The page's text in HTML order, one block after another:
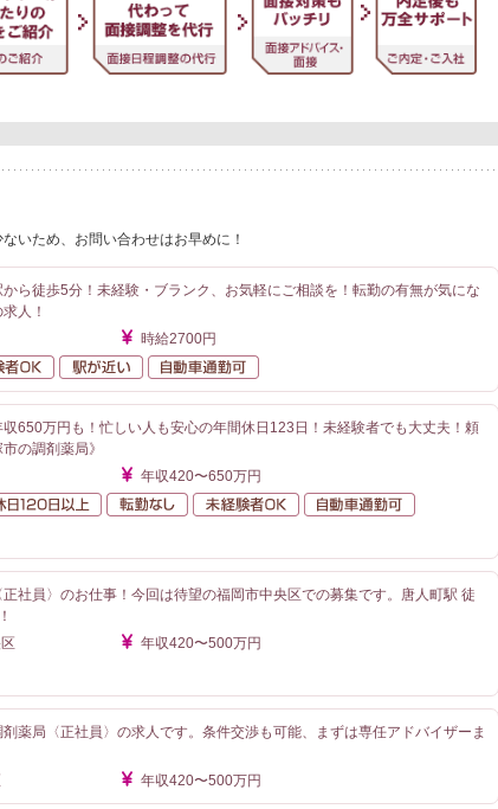
いため、お問い合わせはお早めに！
ら徒歩5分！未経験・ブランク、お気軽にご相談を！転勤の有無が気にな
人！
時給2700円
未経験者OK 駅が近い
650万円も！忙しい人も安心の年間休日123日！未経験者でも大丈夫！頼
の調剤薬局》
年収420〜650万円
年間休日120日以上
転勤なし 未経験者OK
社員〉のお仕事！今回は待望の福岡市中央区での募集です。唐人町駅 徒
年収420〜500万円
剤薬局〈正社員〉の求人です。条件交渉も可能、まずは専任アドバイザーま
年収420〜500万円